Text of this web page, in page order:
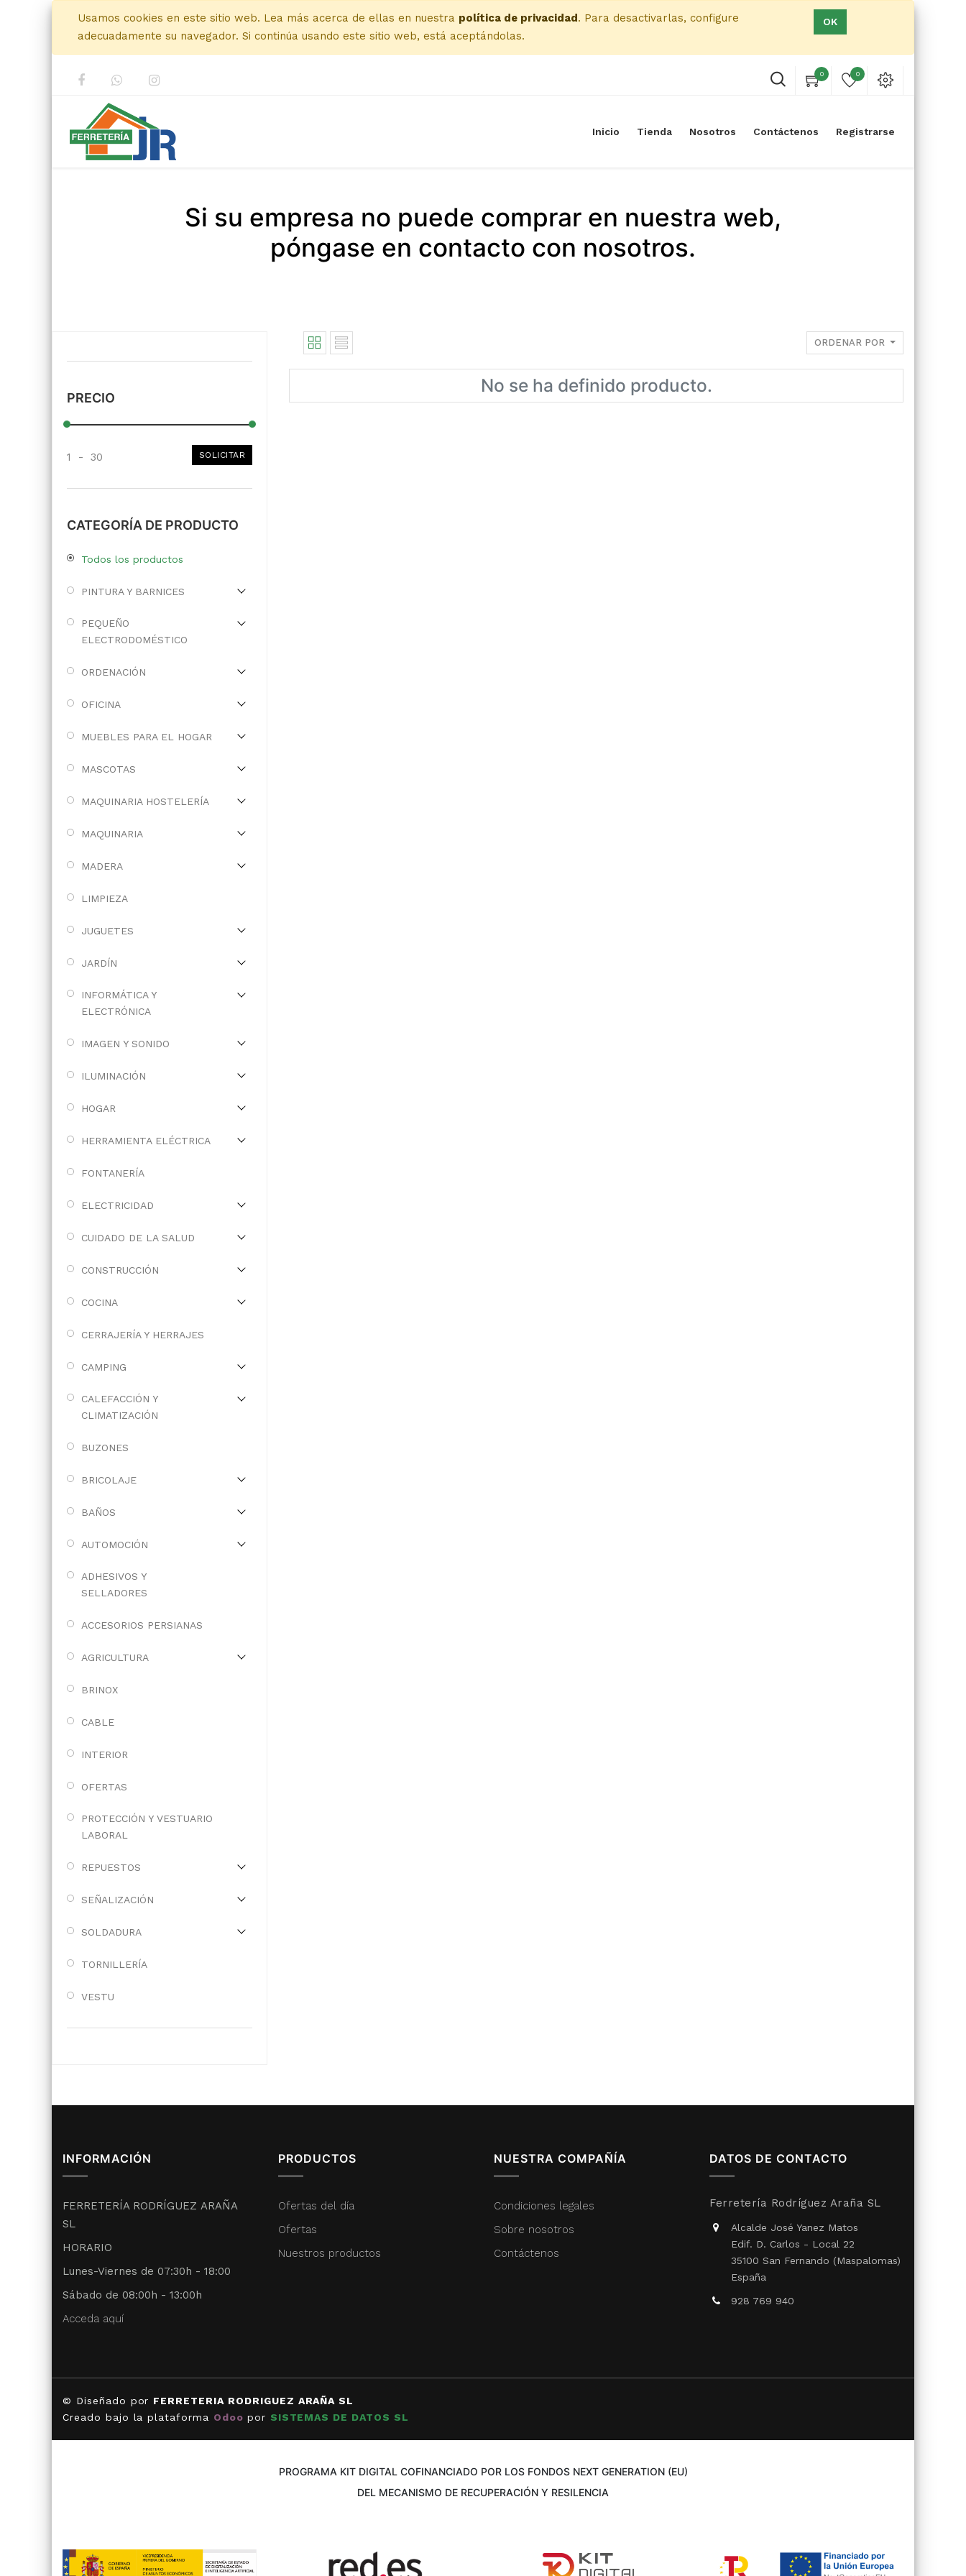
Usamos cookies en este sitio web. Lea más acerca de ellas en nuestra política de privacidad. Para desactivarlas, configure
adecuadamente su navegador. Si continúa usando este sitio web, está aceptándolas.
OK
0 0
Inicio Tienda Nosotros Contáctenos Registrarse
Si su empresa no puede comprar en nuestra web,
póngase en contacto con nosotros.
PRECIO
1 - 30 SOLICITAR
CATEGORÍA DE PRODUCTO
Todos los productos
PINTURA Y BARNICES
PEQUEÑO
ELECTRODOMÉSTICO
ORDENACIÓN
OFICINA
MUEBLES PARA EL HOGAR
MASCOTAS
MAQUINARIA HOSTELERÍA
MAQUINARIA
MADERA
LIMPIEZA
JUGUETES
JARDÍN
INFORMÁTICA Y
ELECTRÓNICA
IMAGEN Y SONIDO
ILUMINACIÓN
HOGAR
HERRAMIENTA ELÉCTRICA
FONTANERÍA
ELECTRICIDAD
CUIDADO DE LA SALUD
CONSTRUCCIÓN
COCINA
CERRAJERÍA Y HERRAJES
CAMPING
CALEFACCIÓN Y
CLIMATIZACIÓN
BUZONES
BRICOLAJE
BAÑOS
AUTOMOCIÓN
ADHESIVOS Y
SELLADORES
ACCESORIOS PERSIANAS
AGRICULTURA
BRINOX
CABLE
INTERIOR
OFERTAS
PROTECCIÓN Y VESTUARIO
LABORAL
REPUESTOS
SEÑALIZACIÓN
SOLDADURA
TORNILLERÍA
VESTU
ORDENAR POR
No se ha definido producto.
INFORMACIÓN
FERRETERÍA RODRÍGUEZ ARAÑA
SL
HORARIO
Lunes-Viernes de 07:30h - 18:00
Sábado de 08:00h - 13:00h
Acceda aquí
PRODUCTOS
Ofertas del día
Ofertas
Nuestros productos
NUESTRA COMPAÑÍA
Condiciones legales
Sobre nosotros
Contáctenos
DATOS DE CONTACTO
Ferretería Rodríguez Araña SL
Alcalde José Yanez Matos
Edif. D. Carlos - Local 22
35100 San Fernando (Maspalomas)
España
928 769 940
© Diseñado por FERRETERIA RODRIGUEZ ARAÑA SL
Creado bajo la plataforma Odoo por SISTEMAS DE DATOS SL
PROGRAMA KIT DIGITAL COFINANCIADO POR LOS FONDOS NEXT GENERATION (EU)
DEL MECANISMO DE RECUPERACIÓN Y RESILENCIA